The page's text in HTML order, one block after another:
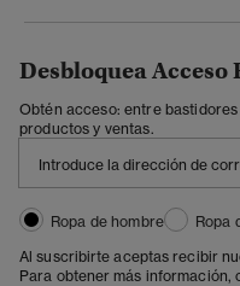
Desbloquea Acceso
Obtén acceso: entre
productos y ventas.
Ropa de hombre
Ropa
Al suscribirte aceptas recibir
Para obtener más información,